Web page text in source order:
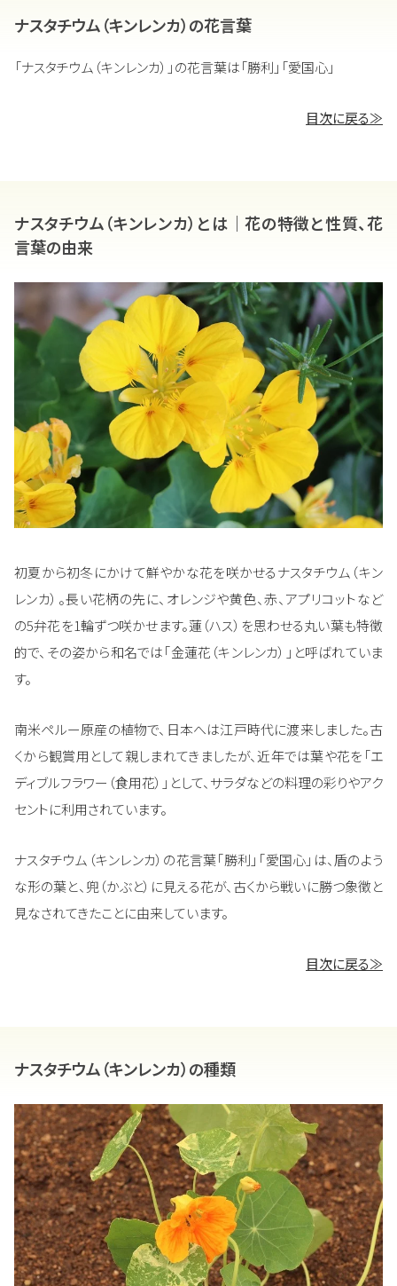
ナスタチウム（キンレンカ）の花言葉
「ナスタチウム（キンレンカ）」の花言葉は「勝利」「愛国心」
目次に戻る≫
ナスタチウム（キンレンカ）とは｜花の特徴と性質、花
言葉の由来
初夏から初冬にかけて鮮やかな花を咲かせるナスタチウム（キン
レンカ）。長い花柄の先に、オレンジや黄色、赤、アプリコットなど
の5弁花を1輪ずつ咲かせます。蓮（ハス）を思わせる丸い葉も特徴
的で、その姿から和名では「金蓮花（キンレンカ）」と呼ばれていま
す。
南米ペルー原産の植物で、日本へは江戸時代に渡来しました。古
くから観賞用として親しまれてきましたが、近年では葉や花を「エ
ディブルフラワー（食用花）」として、サラダなどの料理の彩りやアク
セントに利用されています。
ナスタチウム（キンレンカ）の花言葉「勝利」「愛国心」は、盾のよう
な形の葉と、兜（かぶと）に見える花が、古くから戦いに勝つ象徴と
見なされてきたことに由来しています。
目次に戻る≫
ナスタチウム（キンレンカ）の種類